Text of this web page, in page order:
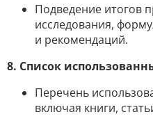
Подведение итогов
исследования,
и рекомендаций.
8. Список
Перечень
включая книги,